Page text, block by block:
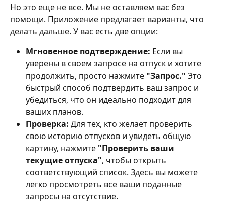
Но это еще не все. Мы не оставляем вас без
помощи. Приложение предлагает варианты, что
делать дальше. У вас есть две опции:
Мгновенное подтверждение: Если вы
уверены в своем запросе на отпуск и хотите
продолжить, просто нажмите "Запрос." Это
быстрый способ подтвердить ваш запрос и
убедиться, что он идеально подходит для
ваших планов.
Проверка: Для тех, кто желает проверить
свою историю отпусков и увидеть общую
картину, нажмите "Проверить ваши
текущие отпуска", чтобы открыть
соответствующий список. Здесь вы можете
легко просмотреть все ваши поданные
запросы на отсутствие.